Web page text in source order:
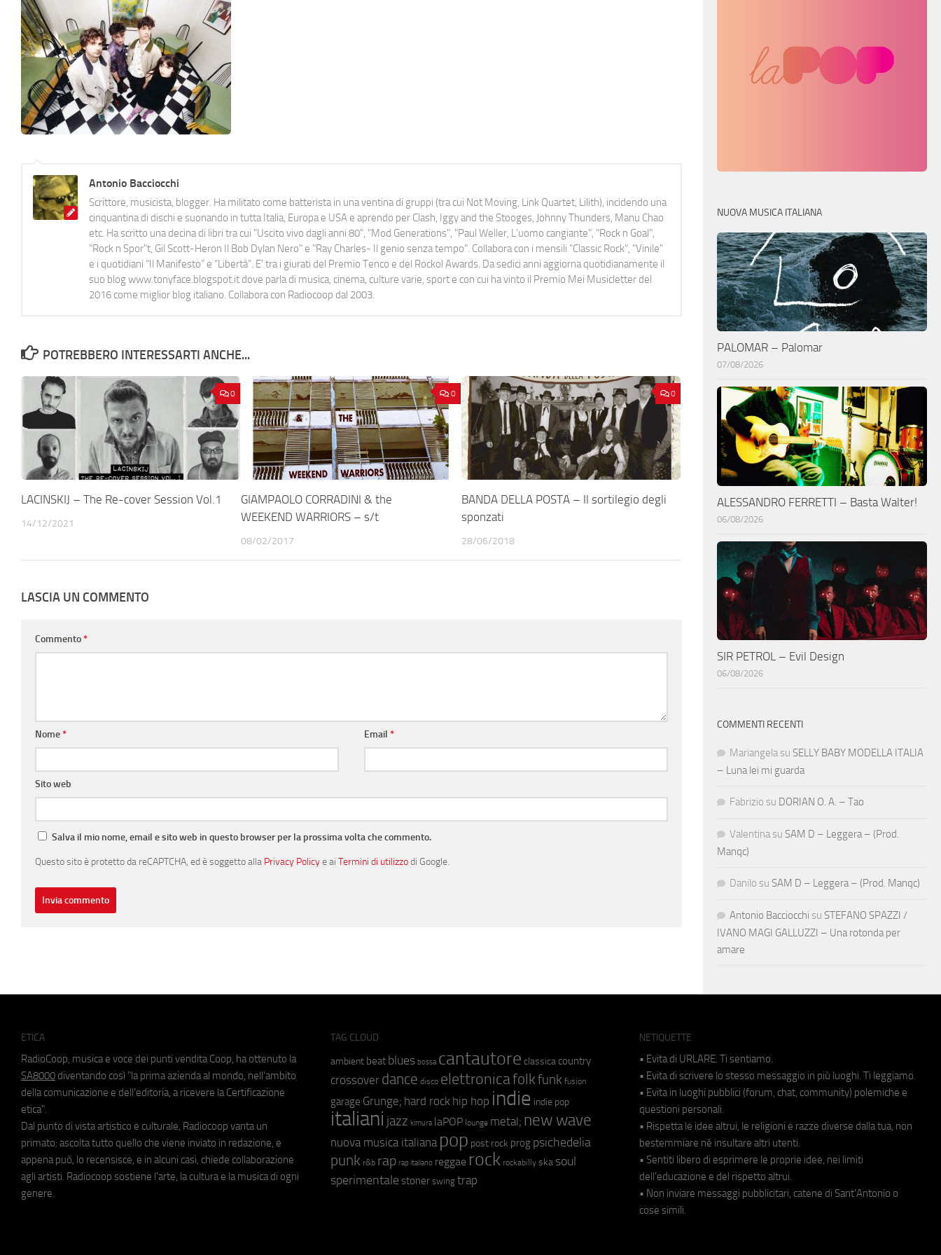
Antonio Bacciocchi
Scrittore, musicista, blogger. Ha militato come batterista in una ventina di gruppi (tra cui Not Moving, Link Quartet, Lilith), incidendo una
cinquantina di dischi e suonando in tutta Italia, Europa e USA e aprendo per Clash, Iggy and the Stooges, Johnny Thunders, Manu Chao
etc. Ha scritto una decina di libri tra cui "Uscito vivo dagli anni 80", "Mod Generations", "Paul Weller, L’uomo cangiante", "Rock n Goal",
"Rock n Spor"t, Gil Scott-Heron Il Bob Dylan Nero" e "Ray Charles- Il genio senza tempo". Collabora con i mensili “Classic Rock”, "Vinile"
e i quotidiani “Il Manifesto” e “Libertà”. E' tra i giurati del Premio Tenco e del Rockol Awards. Da sedici anni aggiorna quotidianamente il
suo blog www.tonyface.blogspot.it dove parla di musica, cinema, culture varie, sport e con cui ha vinto il Premio Mei Musicletter del
2016 come miglior blog italiano. Collabora con Radiocoop dal 2003.
POTREBBERO INTERESSARTI ANCHE...
0
LACINSKIJ – The Re-cover Session Vol.1
14/12/2021
0
GIAMPAOLO CORRADINI & the
WEEKEND WARRIORS – s/t
08/02/2017
0
BANDA DELLA POSTA – Il sortilegio degli
sponzati
28/06/2018
LASCIA UN COMMENTO
Commento*
Nome* Email*
Sito web
Salva il mio nome, email e sito web in questo browser per la prossima volta che commento.
Questo sito è protetto da reCAPTCHA, ed è soggetto alla Privacy Policye ai Termini di utilizzodi Google.
NUOVA MUSICA ITALIANA
PALOMAR – Palomar
07/08/2026
ALESSANDRO FERRETTI – Basta Walter!
06/08/2026
SIR PETROL – Evil Design
06/08/2026
COMMENTI RECENTI
Mariangela su SELLY BABY MODELLA ITALIA
– Luna lei mi guarda
Fabrizio su DORIAN O. A. – Tao
Valentina su SAM D – Leggera – (Prod.
Manqc)
Danilo su SAM D – Leggera – (Prod. Manqc)
Antonio Bacciocchi su STEFANO SPAZZI /
IVANO MAGI GALLUZZI – Una rotonda per
amare
ETICA
RadioCoop, musica e voce dei punti vendita Coop, ha ottenuto la
SA8000 diventando così "la prima azienda al mondo, nell'ambito
della comunicazione e dell'editoria, a ricevere la Certificazione
etica".
Dal punto di vista artistico e culturale, Radiocoop vanta un
primato: ascolta tutto quello che viene inviato in redazione, e
appena può, lo recensisce, e in alcuni casi, chiede collaborazione
agli artisti. Radiocoop sostiene l'arte, la cultura e la musica di ogni
genere.
TAG CLOUD
ambient beat blues bossa cantautore classica country
crossover dance disco elettronicafolkfunk fusion
garage Grunge; hard rock hip hop indie indie pop
italiani jazz kimura laPOP lounge metal; new wave
nuova musica italiana pop post rock prog psichedelia
punk r&b rap rap italiano reggae rock rockabilly ska soul
sperimentale stoner swing trap
NETIQUETTE
• Evita di URLARE. Ti sentiamo.
• Evita di scrivere lo stesso messaggio in più luoghi. Ti leggiamo.
• Evita in luoghi pubblici (forum, chat, community) polemiche e
questioni personali.
• Rispetta le idee altrui, le religioni e razze diverse dalla tua, non
bestemmiare né insultare altri utenti.
• Sentiti libero di esprimere le proprie idee, nei limiti
dell'educazione e del rispetto altrui.
• Non inviare messaggi pubblicitari, catene di Sant'Antonio o
cose simili.